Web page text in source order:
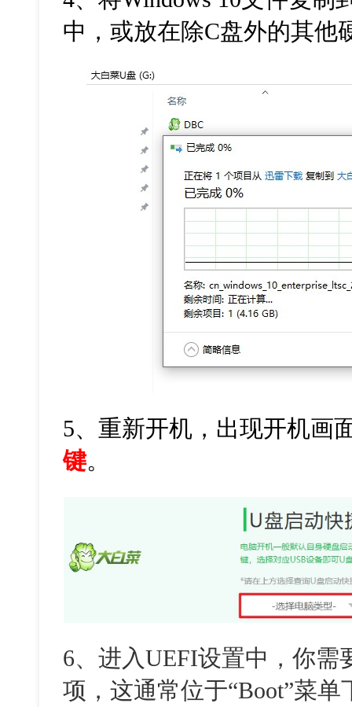
中，或放在除C盘外的其他
5、重新开机，出现开机画
键。
6、进入UEFI设置中，你需
项，这通常位于“Boot”菜单